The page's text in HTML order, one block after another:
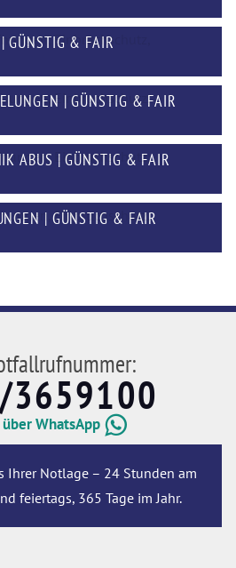
GÜNSTIG & FAIR
| GÜNSTIG & FAIR
ABUS | GÜNSTIG & FAIR
| GÜNSTIG & FAIR
WhatsApp
Ihrer Notlage – 24 Stunden am
feiertags, 365 Tage im Jahr.